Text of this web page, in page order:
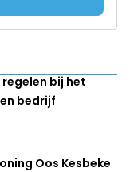
bij het
bedrijf
Oos Kesbeke